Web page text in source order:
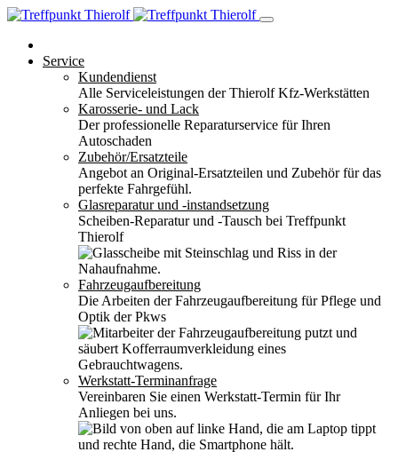
Service
Kundendienst
Alle Serviceleistungen der Thierolf Kfz-Werkstätten
Karosserie- und Lack
Der professionelle Reparaturservice für Ihren
Autoschaden
Zubehör/Ersatzteile
Angebot an Original-Ersatzteilen und Zubehör für das
perfekte Fahrgefühl.
Glasreparatur und -instandsetzung
Scheiben-Reparatur und -Tausch bei Treffpunkt
Thierolf
Fahrzeugaufbereitung
Die Arbeiten der Fahrzeugaufbereitung für Pflege und
Optik der Pkws
Werkstatt-Terminanfrage
Vereinbaren Sie einen Werkstatt-Termin für Ihr
Anliegen bei uns.